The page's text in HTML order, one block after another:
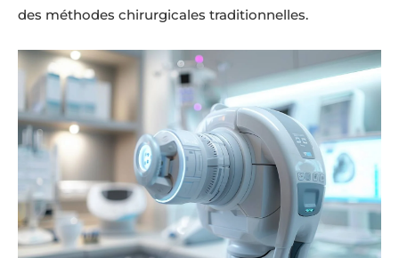
des méthodes chirurgicales traditionnelles.